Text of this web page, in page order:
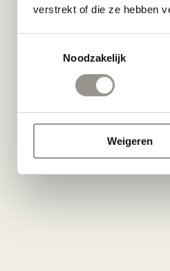
verstrekt of die ze hebben
Noodzakelijk
Weigeren